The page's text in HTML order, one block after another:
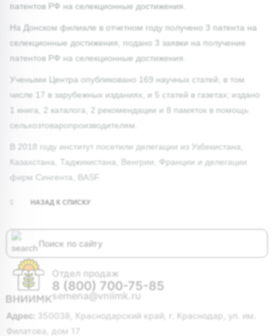
патентов РФ на селекционные достижения.
На Донском филиале в отчетном году получено 3 патента на
селекционные достижения, подано 3 заявки на получение
патентов РФ на селекционные достижения.
Учеными Центра опубликовано 169 научных статей, в том
числе 17 в зарубежных изданиях, и 5 статей в газетах; издано
1 книга, 2 каталога, 2 рекомендации и 8 памяток в помощь
сельхозтоваропроизводителям.
В 2018 году институт посетили делегации из Узбекистана,
Казахстана, Таджикистана, Венгрии, Франции и делегации
фирм Сингента, BASF.
НАЗАД К СПИСКУ
Отдел продаж
8 (800) 700-75-85
semena@vniimk.ru
Адрес:
350038, Краснодарский край, г. Краснодар, ул. им.
Филатова, дом 17